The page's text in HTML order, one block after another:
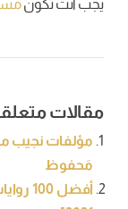
يجب أنت تكون
مقالات
مؤلفات نجيب
مَحفوظ
أفضل